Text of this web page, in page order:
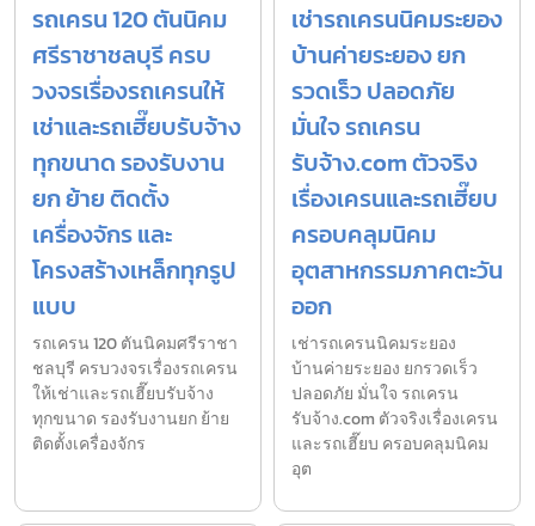
รถเครน 120 ตันนิคม
ศรีราชาชลบุรี ครบ
วงจรเรื่องรถเครนให้
เช่าและรถเฮี๊ยบรับจ้าง
ทุกขนาด รองรับงาน
ยก ย้าย ติดตั้ง
เครื่องจักร และ
โครงสร้างเหล็กทุกรูป
แบบ
รถเครน 120 ตันนิคมศรีราชา
ชลบุรี ครบวงจรเรื่องรถเครน
ให้เช่าและรถเฮี๊ยบรับจ้าง
ทุกขนาด รองรับงานยก ย้าย
ติดตั้งเครื่องจักร
เช่ารถเครนนิคมระยอง
บ้านค่ายระยอง ยก
รวดเร็ว ปลอดภัย
มั่นใจ รถเครน
รับจ้าง.com ตัวจริง
เรื่องเครนและรถเฮี๊ยบ
ครอบคลุมนิคม
อุตสาหกรรมภาคตะวัน
ออก
เช่ารถเครนนิคมระยอง
บ้านค่ายระยอง ยกรวดเร็ว
ปลอดภัย มั่นใจ รถเครน
รับจ้าง.com ตัวจริงเรื่องเครน
และรถเฮี๊ยบ ครอบคลุมนิคม
อุต